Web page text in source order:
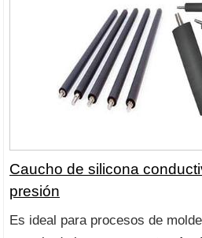
Caucho de silicona
presión
Es ideal para procesos de